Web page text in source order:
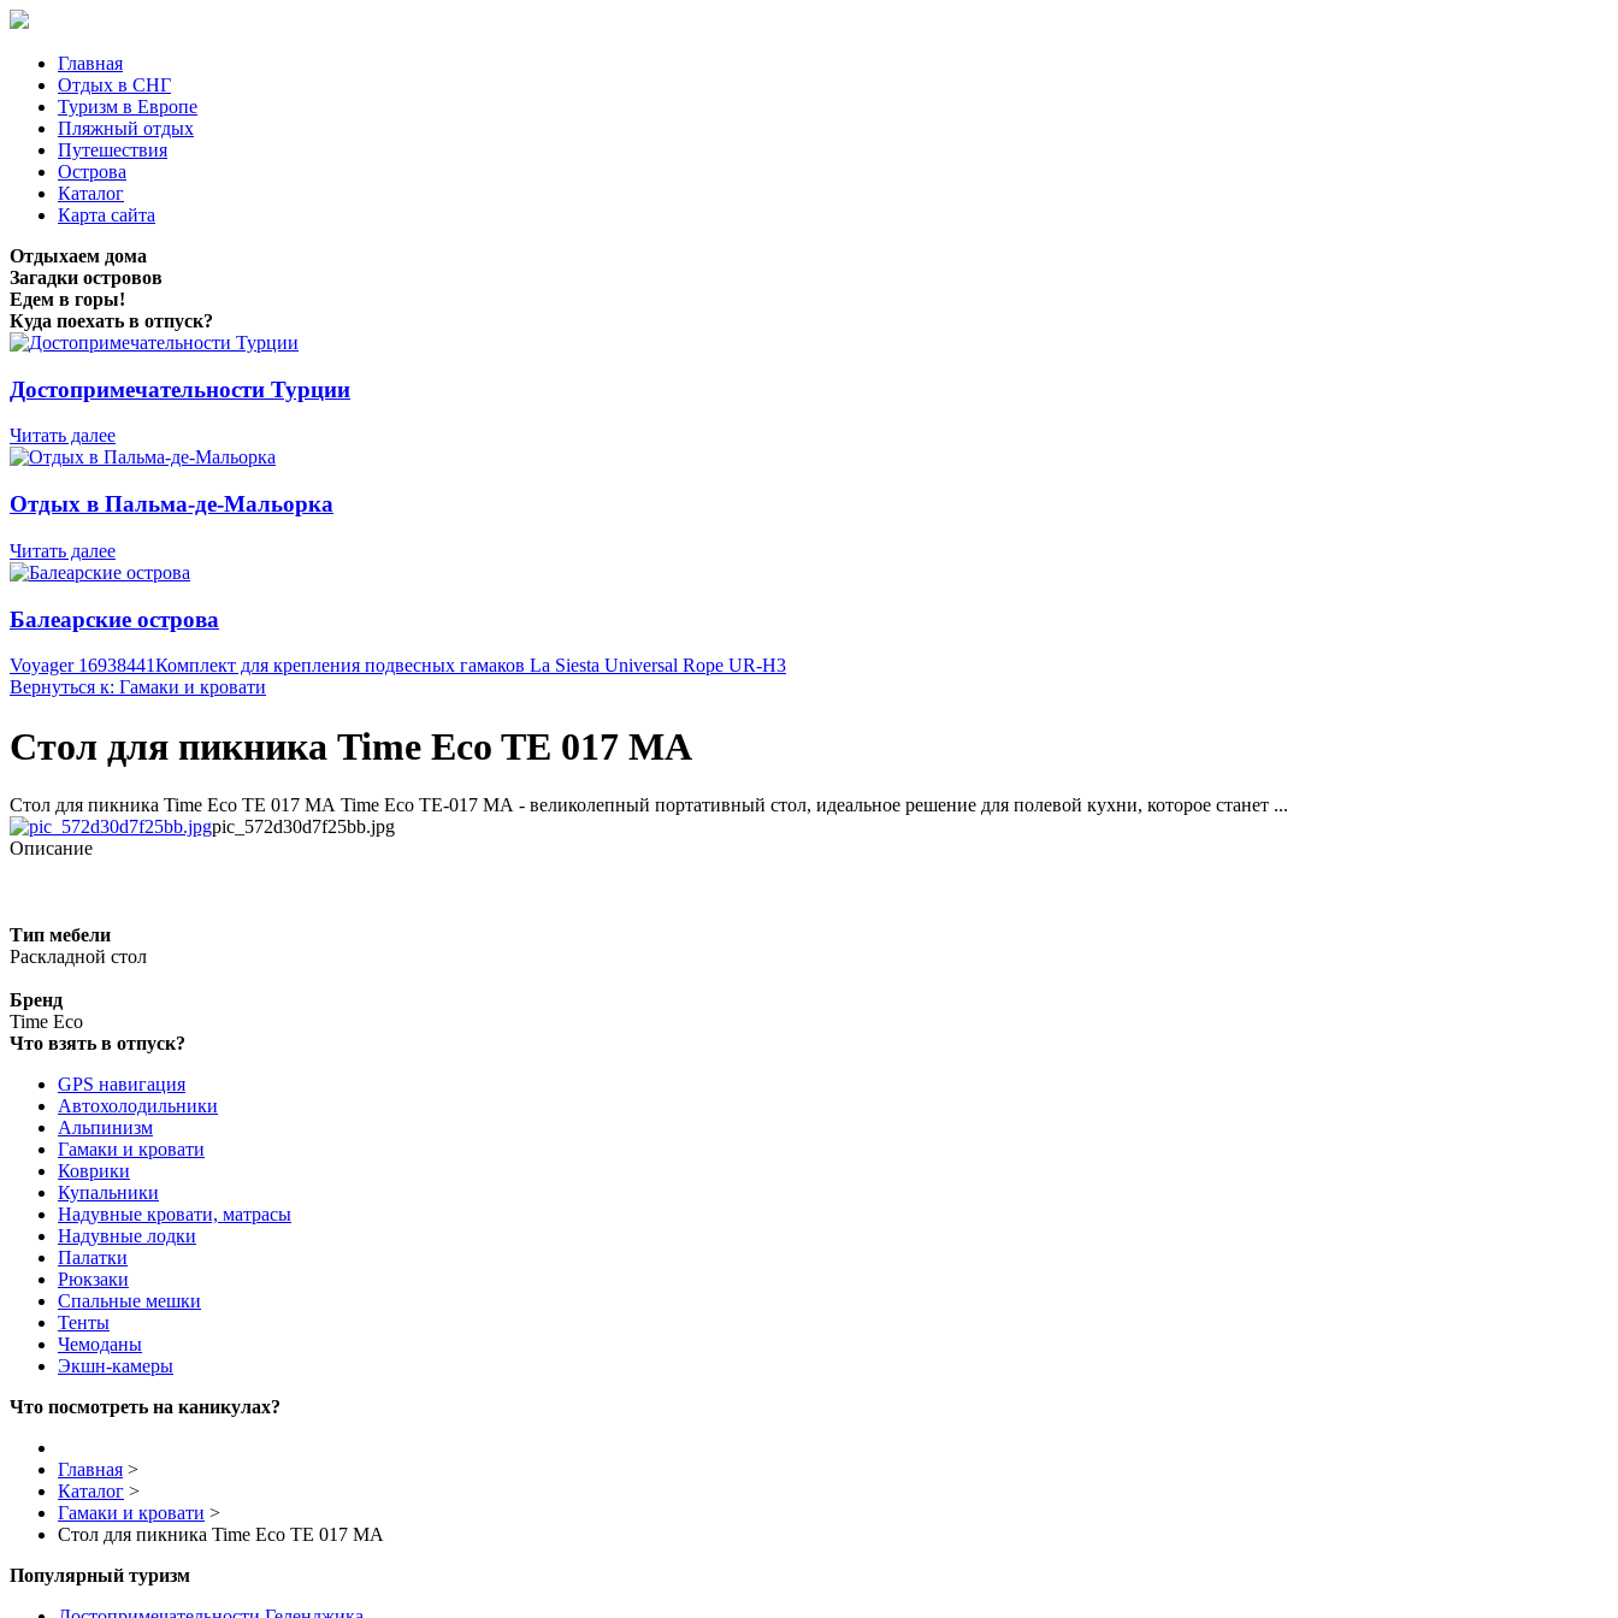
Главная
Отдых в СНГ
Туризм в Европе
Пляжный отдых
Путешествия
Острова
Каталог
Карта сайта
Отдыхаем дома
Загадки островов
Едем в горы!
Куда поехать в отпуск?
Достопримечательности Турции
Читать далее
Отдых в Пальма-де-Мальорка
Читать далее
Балеарские острова
Voyager 16938441Комплект для крепления подвесных гамаков La Siesta Universal Rope UR-H3
Вернуться к: Гамаки и кровати
Стол для пикника Time Eco TE 017 MА
Стол для пикника Time Eco TE 017 MА Time Eco TE-017 MА - великолепный портативный стол, идеальное решение для полевой кухни, которое станет ...
pic_572d30d7f25bb.jpg
Описание
Тип мебели
Раскладной стол
Бренд
Time Eco
Что взять в отпуск?
GPS навигация
Автохолодильники
Альпинизм
Гамаки и кровати
Коврики
Купальники
Надувные кровати, матрасы
Надувные лодки
Палатки
Рюкзаки
Спальные мешки
Тенты
Чемоданы
Экшн-камеры
Что посмотреть на каникулах?
Главная >
Каталог >
Гамаки и кровати >
Стол для пикника Time Eco TE 017 MА
Популярный туризм